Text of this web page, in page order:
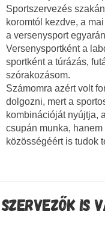
Sportszervezés
koromtól kezdve, a
a versenysport
Versenysportként a
sportként a túrázás,
szórakozásom.
Számomra azért volt
dolgozni, mert a
kombinációját nyújtja,
csupán munka,
közösségéért is tudok
IS